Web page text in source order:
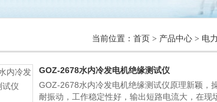
当前位置： 首页 > 产品中心 > 电
GOZ-2678水内冷发电机绝缘测试仪
GOZ-2678水内冷发电机绝缘测试仪原理新颖，
耐振动，工作稳定性好，输出短路电流大，在